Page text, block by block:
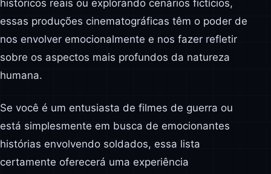
históricos reais ou explorando cenários fictícios,
essas produções cinematográficas têm o poder de
nos envolver emocionalmente e nos fazer refletir
sobre os aspectos mais profundos da natureza
humana.
Se você é um entusiasta de filmes de guerra ou
está simplesmente em busca de emocionantes
histórias envolvendo soldados, essa lista
certamente oferecerá uma experiência